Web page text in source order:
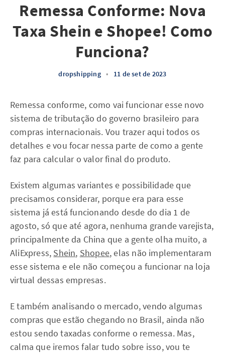
Remessa Conforme: Nova
Taxa Shein e Shopee! Como
Funciona?
dropshipping • 11 de set de 2023
Remessa conforme, como vai funcionar esse novo
sistema de tributação do governo brasileiro para
compras internacionais. Vou trazer aqui todos os
detalhes e vou focar nessa parte de como a gente
faz para calcular o valor final do produto.
Existem algumas variantes e possibilidade que
precisamos considerar, porque era para esse
sistema já está funcionando desde do dia 1 de
agosto, só que até agora, nenhuma grande varejista,
principalmente da China que a gente olha muito, a
AliExpress, Shein, Shopee, elas não implementaram
esse sistema e ele não começou a funcionar na loja
virtual dessas empresas.
E também analisando o mercado, vendo algumas
compras que estão chegando no Brasil, ainda não
estou sendo taxadas conforme o remessa. Mas,
calma que iremos falar tudo sobre isso, vou te